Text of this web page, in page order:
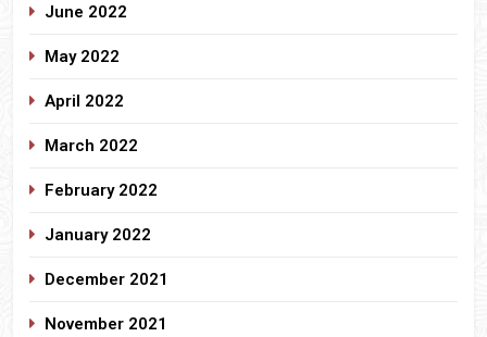
June 2022
May 2022
April 2022
March 2022
February 2022
January 2022
December 2021
November 2021